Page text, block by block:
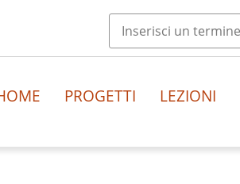
PROGETTI LEZIONI